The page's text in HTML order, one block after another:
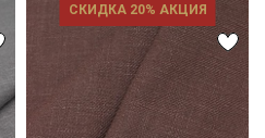
СКИДКА 20% АКЦИЯ